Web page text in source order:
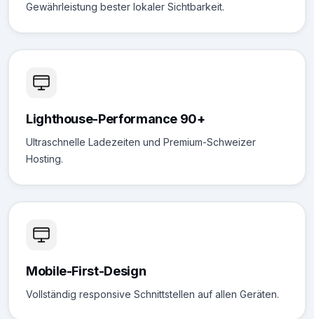
Gewährleistung bester lokaler Sichtbarkeit.
Lighthouse-Performance 90+
Ultraschnelle Ladezeiten und Premium-Schweizer
Hosting.
Mobile-First-Design
Vollständig responsive Schnittstellen auf allen Geräten.